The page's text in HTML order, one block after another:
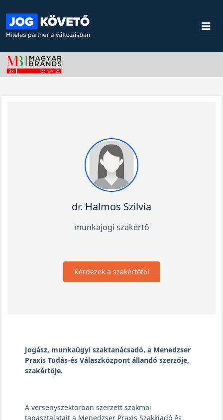
dr. Halmos Szilvia
munkajogi szakértő
Kérdezek a szakértőtől
Jogász, munkaügyi szaktanácsadó, a Menedzser
Praxis Tudás-és Válaszközpont állandó szerzője,
szakértője.
A versenyszektorban szerzett szakmai
tapasztalatait a Menedzser Praxis Szakkiadó és